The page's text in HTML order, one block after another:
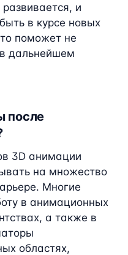
и
в курсе новых
поможет не
дальнейшем
после
3D анимации
на множество
Многие
в анимационных
а также в
областях,